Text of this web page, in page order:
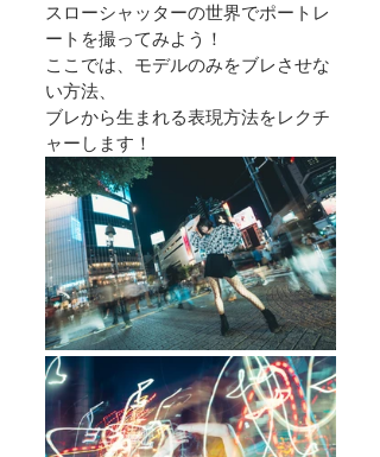
スローシャッターの世界でポートレ
ートを撮ってみよう！
ここでは、モデルのみをブレさせな
い方法、
ブレから生まれる表現方法をレクチ
ャーします！